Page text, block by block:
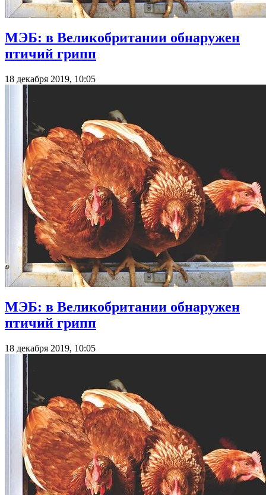
МЭБ: в Великобритании обнаружен
птичий грипп
18 декабря 2019, 10:05
МЭБ: в Великобритании обнаружен
птичий грипп
18 декабря 2019, 10:05